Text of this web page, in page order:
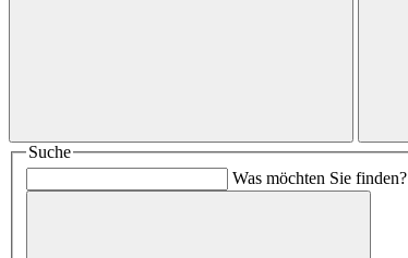
Suche
Was möchten Sie finden?